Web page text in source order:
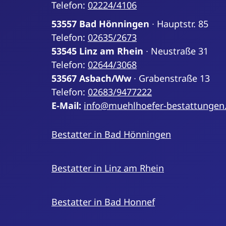
Telefon: 02224/4106
53557 Bad Hönningen ∙ Hauptstr. 85
Telefon: 02635/2673
53545 Linz am Rhein ∙ Neustraße 31
Telefon: 02644/3068
53567 Asbach/Ww ∙ Grabenstraße 13
Telefon: 02683/9477222
E-Mail: info@muehlhoefer-
Bestatter in Bad Hönningen
Bestatter in Linz am Rhein
Bestatter in Bad Honnef